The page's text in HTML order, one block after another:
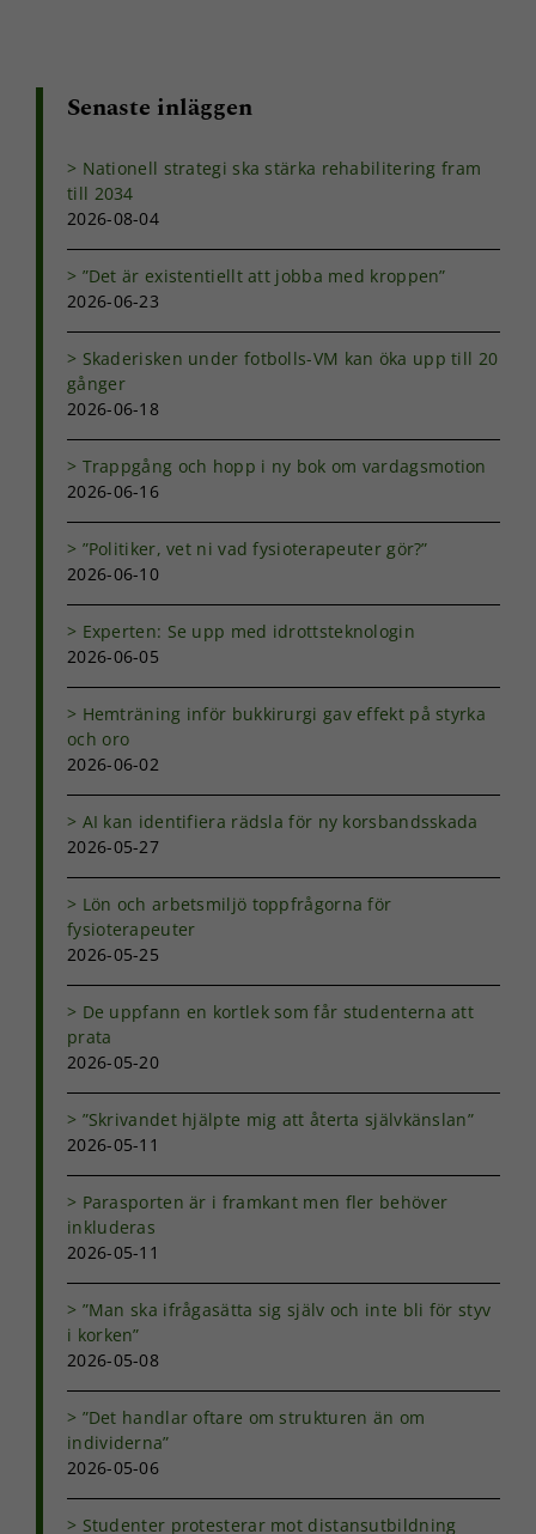
Senaste inläggen
Nationell strategi ska stärka rehabilitering fram
till 2034
2026-08-04
”Det är existentiellt att jobba med kroppen”
2026-06-23
Skaderisken under fotbolls-VM kan öka upp till 20
gånger
2026-06-18
Trappgång och hopp i ny bok om vardagsmotion
2026-06-16
”Politiker, vet ni vad fysioterapeuter gör?”
2026-06-10
Experten: Se upp med idrottsteknologin
2026-06-05
Hemträning inför bukkirurgi gav effekt på styrka
och oro
2026-06-02
AI kan identifiera rädsla för ny korsbandsskada
2026-05-27
Lön och arbetsmiljö toppfrågorna för
fysioterapeuter
2026-05-25
De uppfann en kortlek som får studenterna att
prata
2026-05-20
”Skrivandet hjälpte mig att återta självkänslan”
2026-05-11
Parasporten är i framkant men fler behöver
inkluderas
2026-05-11
”Man ska ifrågasätta sig själv och inte bli för styv
i korken”
2026-05-08
”Det handlar oftare om strukturen än om
individerna”
2026-05-06
Studenter protesterar mot distansutbildning
fungera.
Statistik
För att vi ska
funktionalitet
hur
hemsidan
För att vår
hemsida ska
ditt besök.
funktionalitet
från
hemsidan.
Marknadsföring
Genom att dela
surfar ökar du
chansen att få se